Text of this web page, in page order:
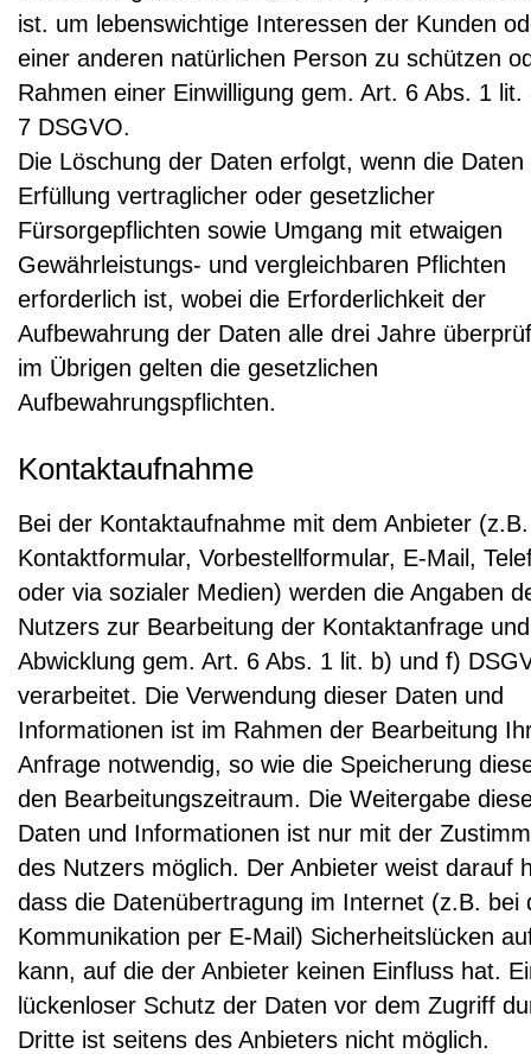
ist. um lebenswichtige Interessen der Kunden
einer anderen natürlichen Person zu schützen
Rahmen einer Einwilligung gem. Art. 6 Abs. 1 lit.
7 DSGVO.
Die Löschung der Daten erfolgt, wenn die Daten
Erfüllung vertraglicher oder gesetzlicher
Fürsorgepflichten sowie Umgang mit etwaigen
Gewährleistungs- und vergleichbaren Pflichten
erforderlich ist, wobei die Erforderlichkeit der
Aufbewahrung der Daten alle drei Jahre
im Übrigen gelten die gesetzlichen
Aufbewahrungspflichten.
Kontaktaufnahme
Bei der Kontaktaufnahme mit dem Anbieter
Kontaktformular, Vorbestellformular, E-Mail,
oder via sozialer Medien) werden die Angaben
Nutzers zur Bearbeitung der Kontaktanfrage
Abwicklung gem. Art. 6 Abs. 1 lit. b) und f)
verarbeitet. Die Verwendung dieser Daten und
Informationen ist im Rahmen der Bearbeitung
Anfrage notwendig, so wie die Speicherung
den Bearbeitungszeitraum. Die Weitergabe
Daten und Informationen ist nur mit der
des Nutzers möglich. Der Anbieter weist darauf
dass die Datenübertragung im Internet (z.B. bei
Kommunikation per E-Mail) Sicherheitslücken
kann, auf die der Anbieter keinen Einfluss hat.
lückenloser Schutz der Daten vor dem Zugriff
Dritte ist seitens des Anbieters nicht möglich.